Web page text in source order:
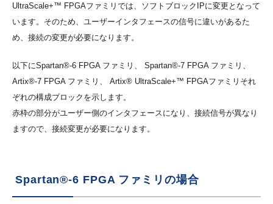
UltraScale+™ FPGAファミリでは、ソフトブロックIPに変更となって
います。そのため、ユーザーインタフェースの信号に違いがあるた
め、接続の変更が必要になります。
以下にSpartan®-6 FPGA ファミリ、 Spartan®-7 FPGA ファミリ、
Artix®-7 FPGA ファミリ、 Artix® UltraScale+™ FPGAファミリそれ
ぞれの構成ブロックを示します。
赤枠の部分がユーザー側のインタフェースになり、接続信号が異なり
ますので、接続変更が必要になります。
Spartan®-6 FPGA ファミリの場合